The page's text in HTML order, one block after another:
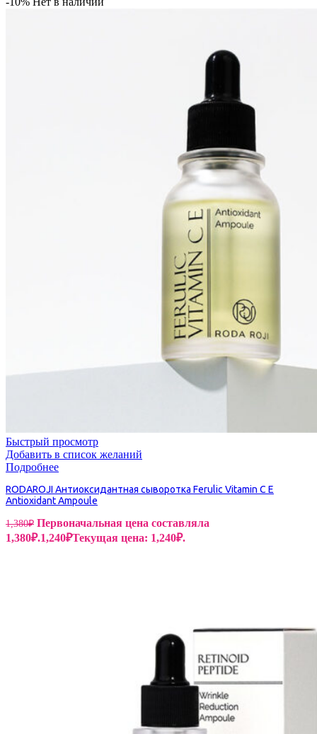
Быстрый просмотр
Добавить в список желаний
Подробнее
RODAROJI Антиоксидантная сыворотка Ferulic Vitamin C E
Antioxidant Ampoule
1,380₽ Первоначальная цена составляла
1,380₽.1,240₽Текущая цена: 1,240₽.